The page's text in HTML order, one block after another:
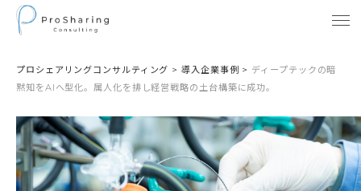
プロシェアリングコンサルティング >導入企業事例 > ディープテックの暗
黙知をAIへ型化。属人化を排し経営戦略の土台構築に成功。